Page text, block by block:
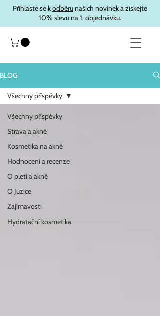
Přihlaste se kodběrunašich novinek a získejte
10% slevu na 1. objednávku.
BLOG
Všechny příspěvky
Strava a akné
Kosmetika na akné
Hodnocení a recenze
O pleti a akné
O Juzice
Zajímavosti
Hydratační kosmetika
Všechny příspěvky